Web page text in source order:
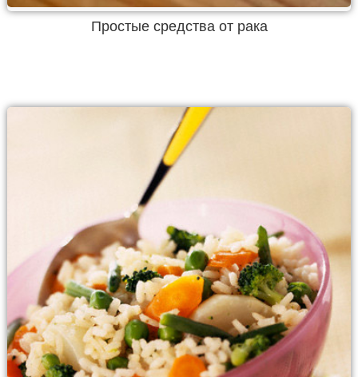
Простые средства от рака